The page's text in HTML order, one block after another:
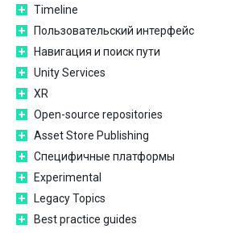
Timeline
Пользовательский интерфейс
Навигация и поиск пути
Unity Services
XR
Open-source repositories
Asset Store Publishing
Специфичные платформы
Experimental
Legacy Topics
Best practice guides